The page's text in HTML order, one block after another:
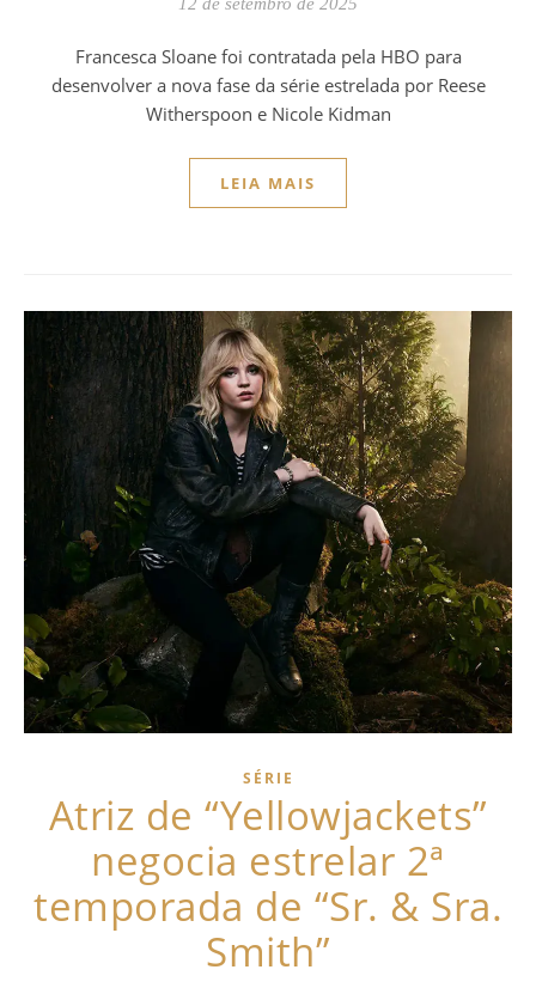
Francesca Sloane foi contratada pela HBO para
desenvolver a nova fase da série estrelada por Reese
Witherspoon e Nicole Kidman
LEIA MAIS
SÉRIE
Atriz de “Yellowjackets”
negocia estrelar 2ª
temporada de “Sr. & Sra.
Smith”